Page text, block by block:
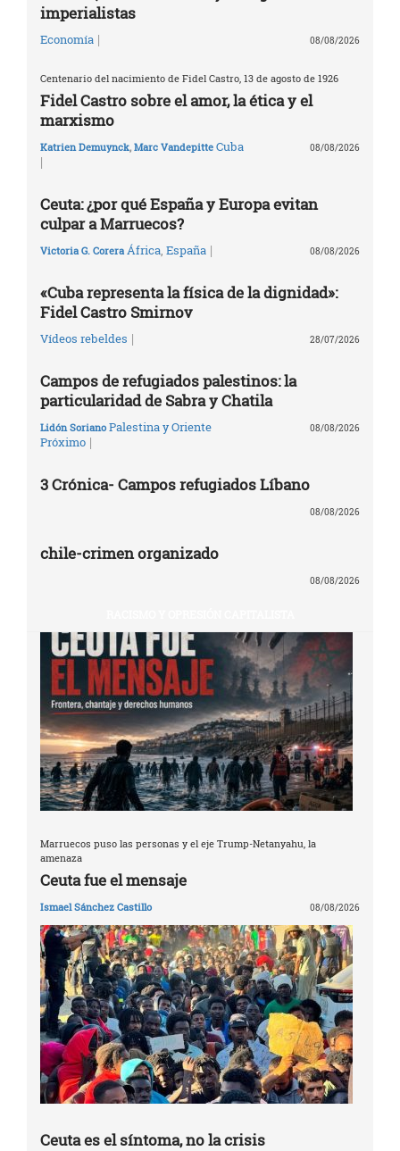
imperialistas
Economía | 08/08/2026
Centenario del nacimiento de Fidel Castro, 13 de agosto de 1926
Fidel Castro sobre el amor, la ética y el
marxismo
Katrien Demuynck, Marc Vandepitte Cuba
|
08/08/2026
Ceuta: ¿por qué España y Europa evitan
culpar a Marruecos?
Victoria G. Corera África España | 08/08/2026
«Cuba representa la física de la dignidad»:
Fidel Castro Smirnov
Vídeos rebeldes | 28/07/2026
Campos de refugiados palestinos: la
particularidad de Sabra y Chatila
Lidón Soriano Palestina y Oriente
Próximo |
08/08/2026
3 Crónica- Campos refugiados Líbano
08/08/2026
chile-crimen organizado
08/08/2026
Marruecos puso las personas y el eje Trump-Netanyahu, la
amenaza
Ceuta fue el mensaje
Ismael Sánchez Castillo 08/08/2026
Ceuta es el síntoma, no la crisis